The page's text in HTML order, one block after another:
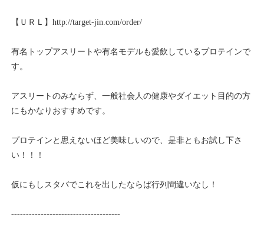
【ＵＲＬ】http://target-jin.com/order/
有名トップアスリートや有名モデルも愛飲しているプロテインで
す。
アスリートのみならず、一般社会人の健康やダイエット目的の方
にもかなりおすすめです。
プロテインと思えないほど美味しいので、是非ともお試し下さ
い！！！
仮にもしスタバでこれを出したならば行列間違いなし！
-------------------------------------